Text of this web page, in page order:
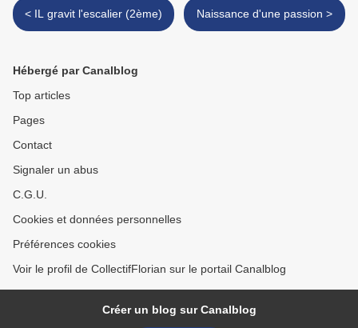
< IL gravit l'escalier (2ème) Naissance d'une passion >
Hébergé par Canalblog
Top articles
Pages
Contact
Signaler un abus
C.G.U.
Cookies et données personnelles
Préférences cookies
Voir le profil de CollectifFlorian sur le portail Canalblog
Créer un blog sur Canalblog